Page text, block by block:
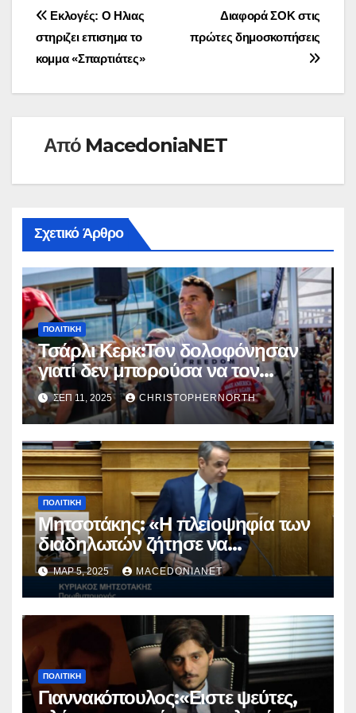
Πλοήγηση
άρθρων
Διαφορά ΣΟΚ στις
πρώτες δημοσκοπήσεις
Εκλογές: Ο Ηλιας
στηριζει επισημα το
κομμα «Σπαρτιάτες»
Από MacedoniaNET
Σχετικό Άρθρο
ΠΟΛΙΤΙΚΉ
Τσάρλι Κερκ:Τον δολοφόνησαν
γιατί δεν μπορούσα να τον
φιμώσουν.
ΣΕΠ 11, 2025 CHRISTOPHERNORTH
ΠΟΛΙΤΙΚΉ
Μητσοτάκης: «Η πλειοψηφία των
διαδηλωτών ζήτησε να
παραμείνω»
ΜΑΡ 5, 2025 MACEDONIANET
ΠΟΛΙΤΙΚΉ
Γιαννακόπουλος:«Ειστε ψεύτες,